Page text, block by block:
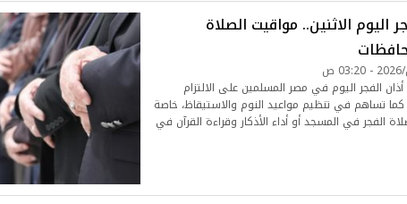
اليوم الاثنين.. مواقيت الصلاة
الفجر اليوم في مصر المسلمين على الالتزام
تساهم في تنظيم مواعيد النوم والاستيقاظ، خاصة
الفجر في المسجد أو أداء الأذكار وقراءة القرآن في